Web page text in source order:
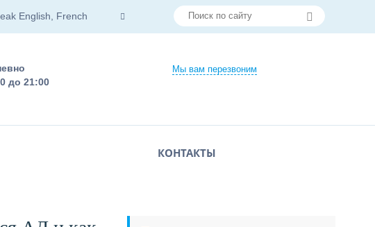
English, French
Мы вам перезвоним
до 21:00
КОНТАКТЫ